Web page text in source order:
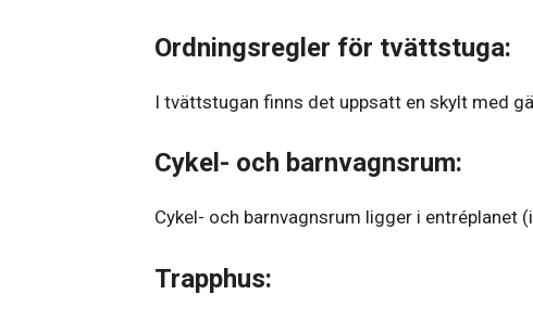
Ordningsregler för tvättstuga:
I tvättstugan finns det uppsatt en skylt med
Cykel- och barnvagnsrum:
Cykel- och barnvagnsrum ligger i entréplanet
Trapphus: